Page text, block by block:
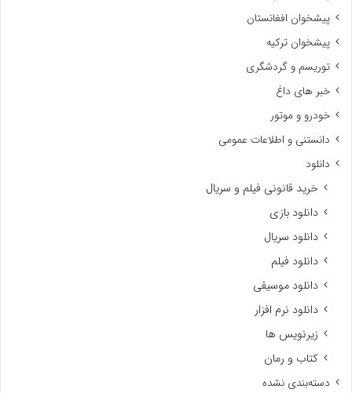
پیشخوان افغانستان
پیشخوان ترکیه
توریسم و گردشگری
خبر های داغ
خودرو و موتور
دانستنی و اطلاعات عمومی
دانلود
خرید قانونی فیلم و سریال
دانلود بازی
دانلود سریال
دانلود فیلم
دانلود موسیقی
دانلود نرم افزار
زیرنویس ها
کتاب و رمان
دسته‌بندی نشده